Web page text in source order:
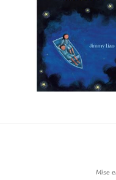
Mise